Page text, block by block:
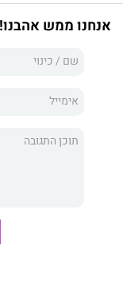
לבית משפחת וינסטון.
בסדרה שמונה
ולמאות אלפי
אנחנו ממש אהבנו!